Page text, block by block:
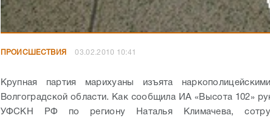
ПРОИСШЕСТВИЯ 03.02.2010 10:41
Крупная партия марихуаны изъята
Волгоградской области. Как сообщила ИА «Высота 102»
УФСКН РФ по региону Наталья Климачева,